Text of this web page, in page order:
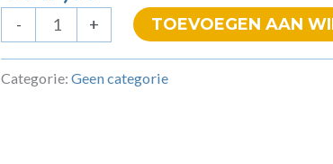
-
Conscious
Business
Bootcamp
-
+ TOEVOEGEN AAN
Categorie: Geen categorie